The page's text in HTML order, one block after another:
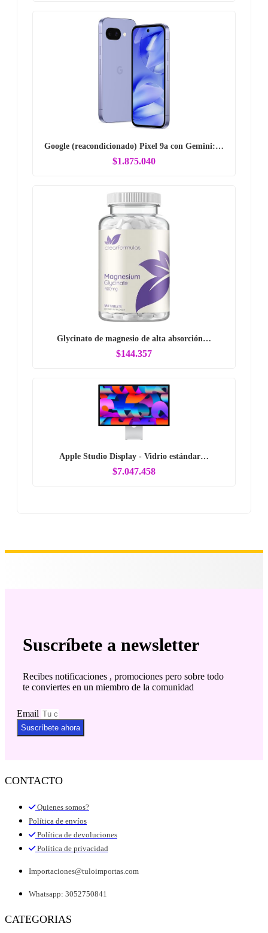
Google (reacondicionado) Pixel 9a con Gemini:…
$1.875.040
Glycinato de magnesio de alta absorción…
$144.357
Apple Studio Display - Vidrio estándar…
$7.047.458
Suscríbete a newsletter
Recibes notificaciones , promociones pero sobre todo
te conviertes en un miembro de la comunidad
Email
Suscríbete ahora
CONTACTO
Quienes somos?
Política de envíos
Política de devoluciones
Política de privacidad
Importaciones@tuloimportas.com
Whatsapp: 3052750841
CATEGORIAS